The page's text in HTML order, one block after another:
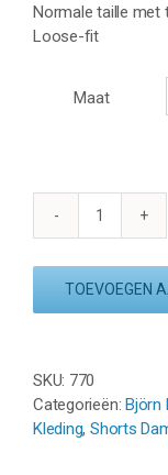
Normale taille met
Loose-fit
Maat
BJÖRN
STRIPE
TOEVOEGEN
SKU: 770
Categorieën:Björn
Kleding, Shorts